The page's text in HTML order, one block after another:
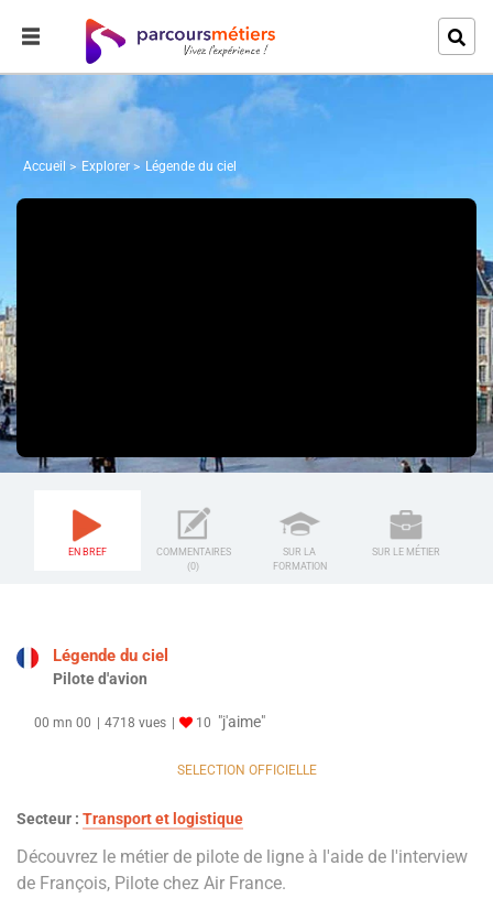
Accueil Explorer Légende du ciel
EN BREF
COMMENTAIRES
(0)
SUR LA
FORMATION
SUR LE MÉTIER
Légende du ciel
Pilote d'avion
00 mn 00 4718 vues 10 "j'aime"
SELECTION OFFICIELLE
Secteur : Transport et logistique
Découvrez le métier de pilote de ligne à l'aide de l'interview
de François, Pilote chez Air France.